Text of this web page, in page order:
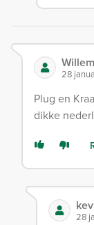
28
Plug en
dikke
28